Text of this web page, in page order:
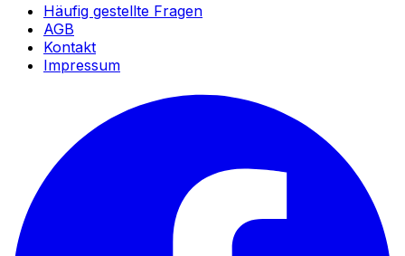
Häufig gestellte Fragen
AGB
Kontakt
Impressum